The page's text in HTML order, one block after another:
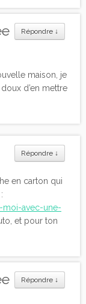
Répondre ↓
maison, je
doux d’en mettre
Répondre ↓
en carton qui
avec-une-
et pour ton
Répondre ↓